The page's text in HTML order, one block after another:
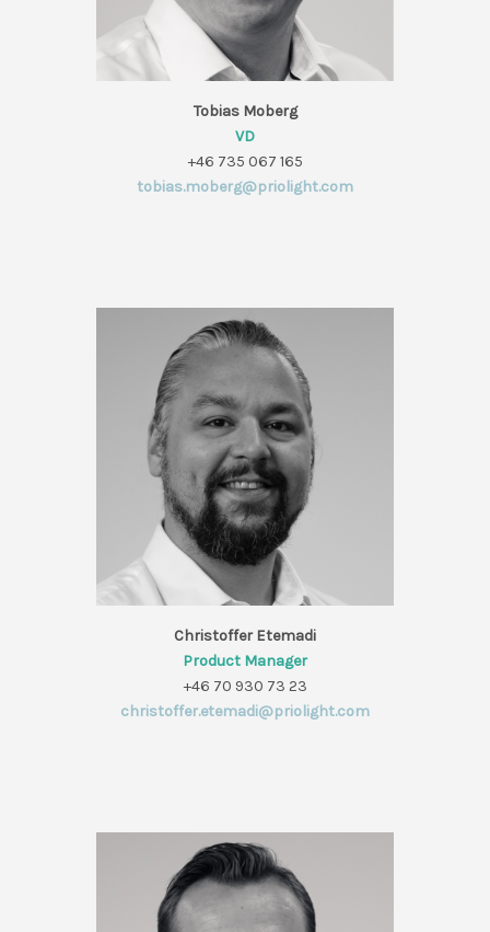
Tobias Moberg
VD
+46 735 067 165
tobias.moberg@priolight.com
Christoffer Etemadi
Product Manager
+46 70 930 73 23
christoffer.etemadi@priolight.com